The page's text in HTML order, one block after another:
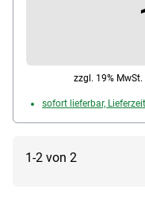
zzgl. 19% MwSt.
sofort lieferbar,
1-2 von 2